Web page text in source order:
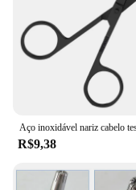
R$9,38